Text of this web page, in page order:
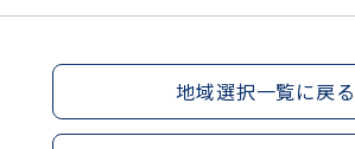
地域選択一覧に戻る